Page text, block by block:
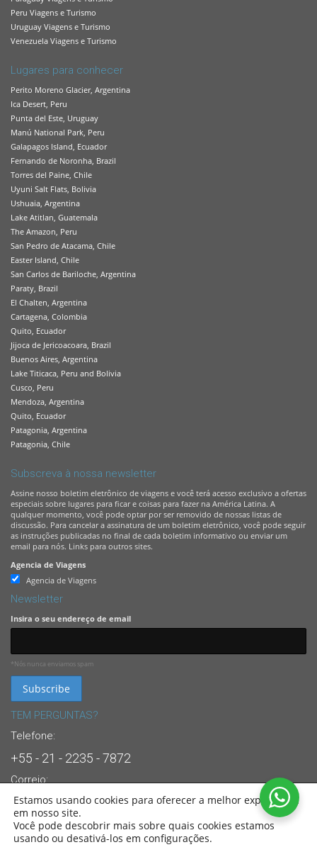
Peru Viagens e Turismo
Uruguay Viagens e Turismo
Venezuela Viagens e Turismo
Lugares para conhecer
Perito Moreno Glacier, Argentina
Ica Desert, Peru
Punta del Este, Uruguay
Manú National Park, Peru
Galapagos Island, Ecuador
Fernando de Noronha, Brazil
Torres del Paine, Chile
Uyuni Salt Flats, Bolivia
Ushuaia, Argentina
Lake Atitlan, Guatemala
The Amazon, Peru
San Pedro de Atacama, Chile
Easter Island, Chile
San Carlos de Bariloche, Argentina
Paraty, Brazil
El Chalten, Argentina
Cartagena, Colombia
Quito, Ecuador
Jijoca de Jericoacoara, Brazil
Buenos Aires, Argentina
Lake Titicaca, Peru and Bolivia
Cusco, Peru
Mendoza, Argentina
Quito, Ecuador
Patagonia, Argentina
Patagonia, Chile
Subscreva à nossa newsletter
Assine nosso boletim eletrônico de viagens e você terá acesso exclusivo a ofertas
especiais sobre lugares para ficar e coisas para fazer na América Latina. A
qualquer momento, você pode optar por ser removido de nossas listas de
discussão. Para cancelar a assinatura de um boletim eletrônico, você pode seguir
as instruções publicadas no final de cada boletim informativo ou enviar um
email para nós. Links para outros sites.
Agencia de Viagens
Agencia de Viagens
Newsletter
Insira o seu endereço de email
*Nós nunca enviamos spam
TEM PERGUNTAS?
Telefone:
+55 - 21 - 2235 - 7872
Correio:
info@brasandes.com
24/7 Suporte Dedicado ao Cliente
Estamos usando cookies para oferecer a melhor experiência
em nosso site.
Você pode descobrir mais sobre quais cookies estamos
usando ou desativá-los em configurações.